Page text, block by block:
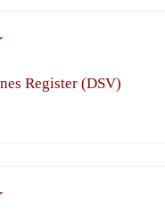
Register (DSV)